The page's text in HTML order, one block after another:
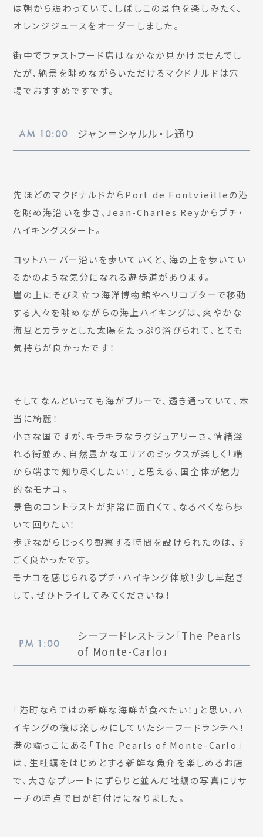
は朝から賑わっていて、しばしこの景色を楽しみたく、
オレンジジュースをオーダーしました。
街中でファストフード店はなかなか見かけませんでし
たが、絶景を眺めながらいただけるマクドナルドは穴
場でおすすめですです。
AM 10:00 ジャン＝シャルル・レ通り
先ほどのマクドナルドからPort de Fontvieilleの港
を眺め海沿いを歩き、Jean-Charles Reyからプチ・
ハイキングスタート。
ヨットハーバー沿いを歩いていくと、海の上を歩いてい
るかのような気分になれる遊歩道があります。
崖の上にそびえ立つ海洋博物館やヘリコプターで移動
する人々を眺めながらの海上ハイキングは、爽やかな
海風とカラッとした太陽をたっぷり浴びられて、とても
気持ちが良かったです！
そしてなんといっても海がブルーで、透き通っていて、本
当に綺麗！
小さな国ですが、キラキラなラグジュアリーさ、情緒溢
れる街並み、自然豊かなエリアのミックスが楽しく「端
から端まで知り尽くしたい！」と思える、国全体が魅力
的なモナコ。
景色のコントラストが非常に面白くて、なるべくなら歩
いて回りたい！
歩きながらじっくり観察する時間を設けられたのは、す
ごく良かったです。
モナコを感じられるプチ・ハイキング体験！少し早起き
して、ぜひトライしてみてくださいね！
PM 1:00
シーフードレストラン「The Pearls
of Monte-Carlo」
「港町ならではの新鮮な海鮮が食べたい！」と思い、ハ
イキングの後は楽しみにしていたシーフードランチへ！
港の端っこにある「The Pearls of Monte-Carlo」
は、生牡蠣をはじめとする新鮮な魚介を楽しめるお店
で、大きなプレートにずらりと並んだ牡蠣の写真にリサ
ーチの時点で目が釘付けになりました。